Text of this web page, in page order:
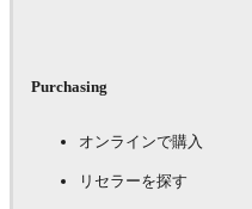
Purchasing
オンラインで購入
リセラーを探す